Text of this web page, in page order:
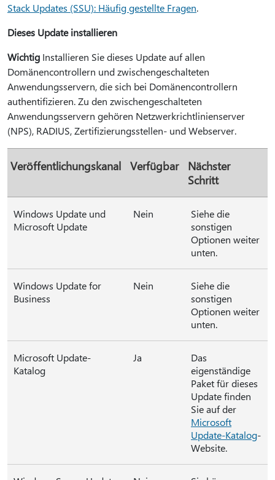
Stack Updates (SSU): Häufig gestellte Fragen.
Dieses Update installieren
Wichtig Installieren Sie dieses Update auf allen
Domänencontrollern und zwischengeschalteten
Anwendungsservern, die sich bei Domänencontrollern
authentifizieren. Zu den zwischengeschalteten
Anwendungsservern gehören Netzwerkrichtlinienserver
(NPS), RADIUS, Zertifizierungsstellen- und Webserver.
Veröffentlichungskanal Verfügbar
Nächster
Schritt
Windows Update und
Microsoft Update
Nein
Siehe die
sonstigen
Optionen weiter
unten.
Windows Update for
Business
Nein
Siehe die
sonstigen
Optionen weiter
unten.
Microsoft Update-
Katalog
Ja
Das
eigenständige
Paket für dieses
Update finden
Sie auf der
Microsoft
Update-Katalog-
Website.